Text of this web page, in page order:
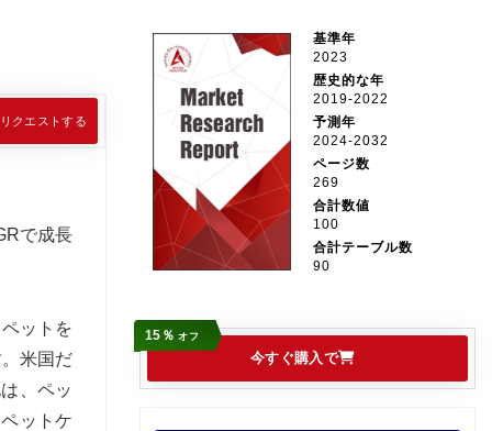
クエストする
で成長
ットを
米国だ
、ペッ
ットケ
基準年
2023
歴史的な年
2019-2022
予測年
2024-2032
ページ数
269
合計数値
100
合計テーブル数
90
今すぐ購入で
15％ オフ